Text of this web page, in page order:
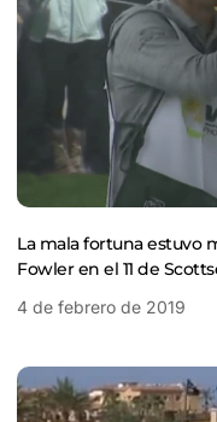
La mala fortuna estuvo
Fowler en el 11 de
4 de febrero de 2019